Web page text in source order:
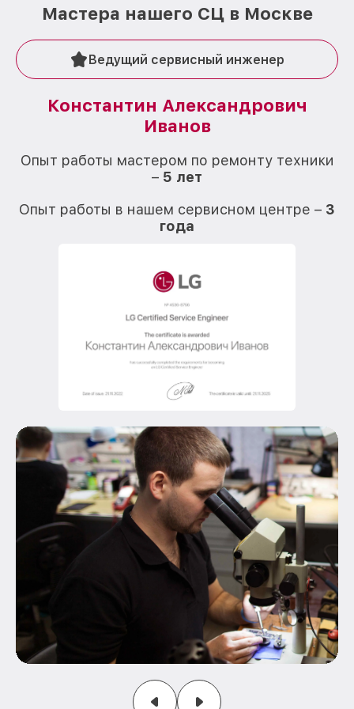
Мастера нашего СЦ в Москве
Ведущий сервисный инженер
Константин Александрович
Иванов
Опыт работы мастером по ремонту техники
– 5 лет
Опыт работы в нашем сервисном центре – 3
года